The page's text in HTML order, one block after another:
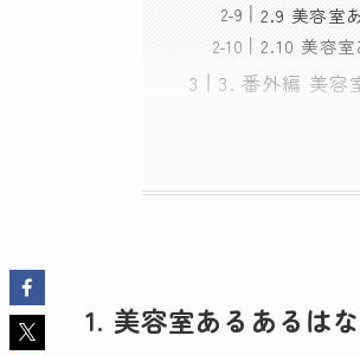
2.9 美容室
2.10 美容
3. 番外編 美容
1. 美容室あるあるは